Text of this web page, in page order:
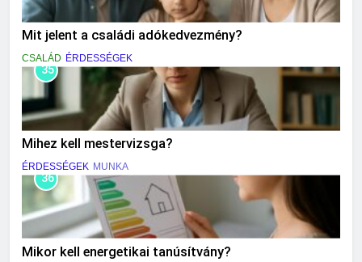
Mit jelent a családi adókedvezmény?
CSALÁD ÉRDESSÉGEK
35
Mihez kell mestervizsga?
ÉRDESSÉGEK MUNKA
36
Mikor kell energetikai tanúsítvány?